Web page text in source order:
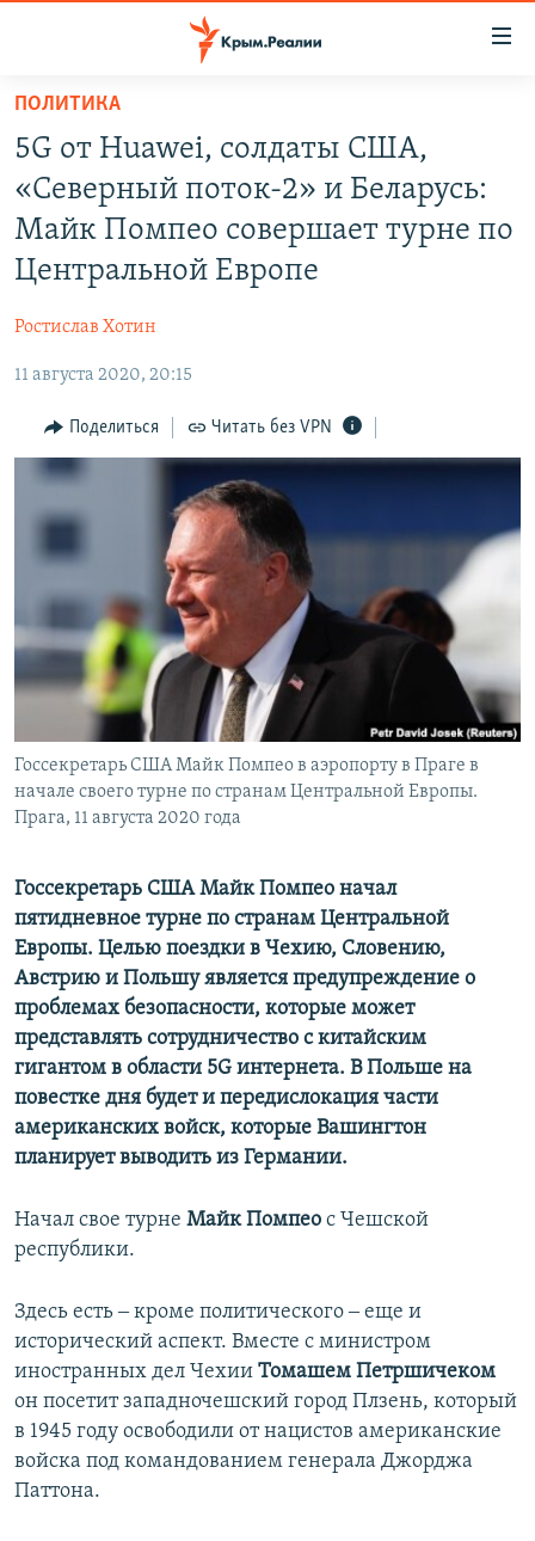
Вернуться
основному
содержанию
Вернутся
главной
Вернутся
ГРУЗ 200
КАРТА ВОЕННЫХ ОБЪЕКТОВ КРЫМА
ВОДА
ИСТОРИЯ
ИНФОГРАФИКА
ТЕЛЕПРОЕКТ КРЫМ.РЕАЛИИ
СОВЕТЫ ПРАВОЗАЩИТНИКОВ
ПРОПАВШИЕ БЕЗ ВЕСТИ
ПОБЕДИТЕЛЕЙ НЕ СУДЯТ?
КРЫМ.НЕПОКОРЕННЫЙ
ELIFBE
УКРАИНСКАЯ ПРОБЛЕМА КРЫМА
КАК ОБОЙТИ БЛОКИРОВКУ
ПРИСОЕДИНЯЙТЕСЬ!
Все сайты RFE/RL
ПОЛИТИКА
5G от Huawei, солдаты США,
«Северный поток-2» и Беларусь:
Майк Помпео совершает турне по
Центральной Европе
Ростислав Хотин
11 августа 2020, 20:15
Поделиться Читать без VPN
Госсекретарь США Майк Помпео в аэропорту в Праге в
начале своего турне по странам Центральной Европы.
Прага, 11 августа 2020 года
Госсекретарь США Майк Помпео начал
пятидневное турне по странам Центральной
Европы. Целью поездки в Чехию, Словению,
Австрию и Польшу является предупреждение о
проблемах безопасности, которые может
представлять сотрудничество с китайским
гигантом в области 5G интернета. В Польше на
повестке дня будет и передислокация части
американских войск, которые Вашингтон
планирует выводить из Германии.
Начал свое турне Майк Помпео с Чешской
республики.
Здесь есть ‒ кроме политического ‒ еще и
исторический аспект. Вместе с министром
иностранных дел Чехии Томашем Петршичеком
он посетит западночешский город Плзень, который
в 1945 году освободили от нацистов американские
войска под командованием генерала Джорджа
Паттона.